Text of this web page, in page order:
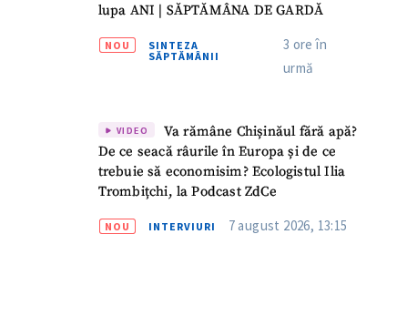
lupa ANI | SĂPTĂMÂNA DE GARDĂ
NOU
SINTEZA
SĂPTĂMÂNII
3 ore în
urmă
VIDEO
Va rămâne Chișinăul fără apă?
De ce seacă râurile în Europa și de ce
trebuie să economisim? Ecologistul Ilia
Trombițchi, la Podcast ZdCe
NOU INTERVIURI 7 august 2026, 13:15